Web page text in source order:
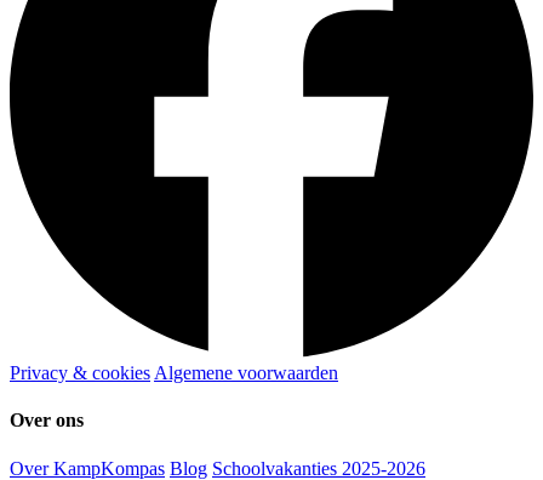
Privacy & cookies Algemene voorwaarden
Over ons
Over KampKompas Blog Schoolvakanties 2025-2026